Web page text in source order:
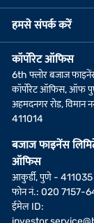
हमसे संपर्क करें
कॉर्पोरेट ऑफिस
6th फ्लोर बजाज
कॉर्पोरेट ऑफिस, ऑफ
अहमदनगर रोड, विमान
411014
बजाज फाइनेंस
ऑफिस
आकुर्डी, पुणे - 411035
फोन नं.: 020 7157-
ईमेल ID: